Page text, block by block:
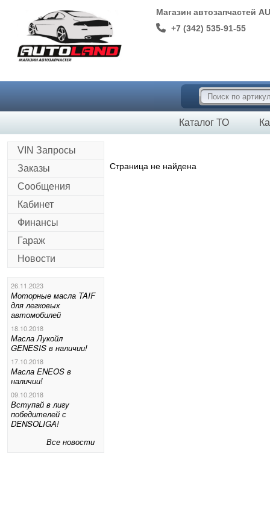
Магазин автозапчастей
+7 (342) 535-91-55
Каталог ТО
VIN Запросы
Заказы
Сообщения
Кабинет
Финансы
Гараж
Новости
26.11.2023
Моторные масла TAIF
для легковых
автомобилей
18.10.2018
Масла Лукойл
GENESIS в наличии!
17.10.2018
Масла ENEOS в
наличии!
09.10.2018
Вступай в лигу
победителей с
DENSOLIGA!
Все новости
Страница не найдена